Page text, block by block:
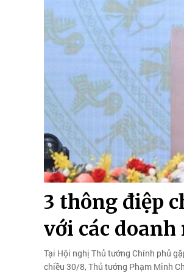
3 thông điệp
với các doanh
Tại Hội nghị Thủ tướng Chính phủ
chiều 30/8, Thủ tướng Phạm Minh